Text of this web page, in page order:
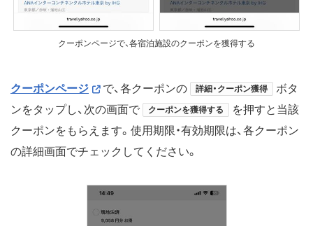
クーポンページで、各宿泊施設のクーポンを獲得する
クーポンページ で、各クーポンの 詳細・クーポン獲得
ボタ
ンをタップし、次の画面で
クーポンを獲得する
を押すと当該
クーポンをもらえます。使用期限・有効期限は、各クーポン
の詳細画面でチェックしてください。